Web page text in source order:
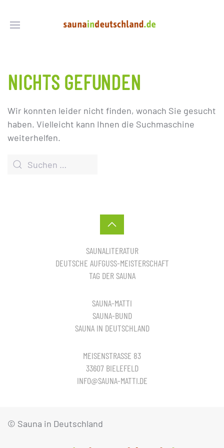
NICHTS GEFUNDEN
Wir konnten leider nicht finden, wonach Sie gesucht
haben. Vielleicht kann Ihnen die Suchmaschine
weiterhelfen.
SAUNALITERATUR
DEUTSCHE AUFGUSS-MEISTERSCHAFT
TAG DER SAUNA
SAUNA-MATTI
SAUNA-BUND
SAUNA IN DEUTSCHLAND
MEISENSTRASSE 83
33607 BIELEFELD
INFO@SAUNA-MATTI.DE
© Sauna in Deutschland